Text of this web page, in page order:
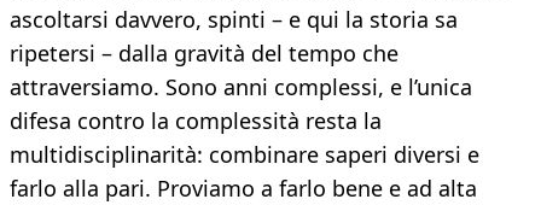
ascoltarsi davvero, spinti – e qui la storia sa
ripetersi – dalla gravità del tempo che
attraversiamo. Sono anni complessi, e l’unica
difesa contro la complessità resta la
multidisciplinarità: combinare saperi diversi e
farlo alla pari. Proviamo a farlo bene e ad alta